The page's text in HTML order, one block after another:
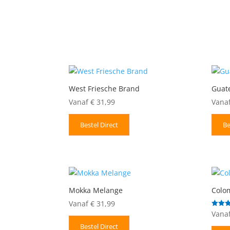
West Friesche Brand
Vanaf € 31,99
Bestel Direct
Mokka Melange
Vanaf € 31,99
Bestel Direct
5.00
uit 5